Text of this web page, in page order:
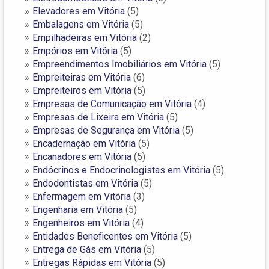
Elevadores em Vitória (5)
Embalagens em Vitória (5)
Empilhadeiras em Vitória (2)
Empórios em Vitória (5)
Empreendimentos Imobiliários em Vitória (5)
Empreiteiras em Vitória (6)
Empreiteiros em Vitória (5)
Empresas de Comunicação em Vitória (4)
Empresas de Lixeira em Vitória (5)
Empresas de Segurança em Vitória (5)
Encadernação em Vitória (5)
Encanadores em Vitória (5)
Endócrinos e Endocrinologistas em Vitória (5)
Endodontistas em Vitória (5)
Enfermagem em Vitória (3)
Engenharia em Vitória (5)
Engenheiros em Vitória (4)
Entidades Beneficentes em Vitória (5)
Entrega de Gás em Vitória (5)
Entregas Rápidas em Vitória (5)